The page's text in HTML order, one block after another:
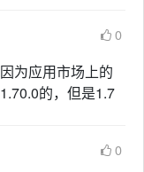
0
为应用市场上的
的，但是1.7
0